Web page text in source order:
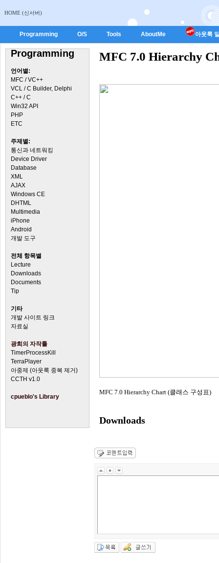
HOME (신서버)
Programming O/S Tools AboutMe 아웃룩
Programming
언어별:
MFC / VC++
VCL / C Builder, Delphi
C++ / C
Win32 API
PHP
ETC
주제별:
통신과 네트워킹
Device Driver
Database
XML
AJAX
Windows CE
DHTML
Multimedia
iPhone
Android
개발 도구
전체 항목별
Lecture
Downloads
Documents
Tip
기타
개발 사이트 링크
자료실
광희의 자작툴
TimerProcessKill
TerraPlayer
아중제 (아웃룩 중복 제거)
CCTH v1.0
cpueblo's Library
MFC 7.0 Hierarchy
MFC 7.0 Hierarchy Chart (클래스 구성표)
Downloads